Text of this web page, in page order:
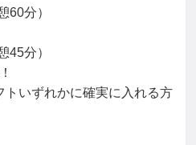
60分）
45分）
いずれかに確実に入れる方